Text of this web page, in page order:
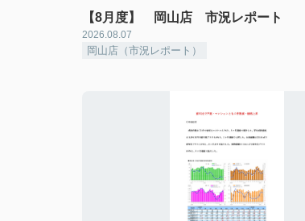
【8月度】 岡山店 市況レポート
2026.08.07
岡山店（市況レポート）